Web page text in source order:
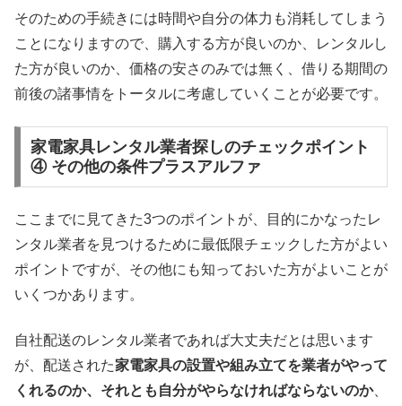
そのための手続きには時間や自分の体力も消耗してしまう
ことになりますので、購入する方が良いのか、レンタルし
た方が良いのか、価格の安さのみでは無く、借りる期間の
前後の諸事情をトータルに考慮していくことが必要です。
家電家具レンタル業者探しのチェックポイント
④ その他の条件プラスアルファ
ここまでに見てきた3つのポイントが、目的にかなったレ
ンタル業者を見つけるために最低限チェックした方がよい
ポイントですが、その他にも知っておいた方がよいことが
いくつかあります。
自社配送のレンタル業者であれば大丈夫だとは思います
が、配送された家電家具の設置や組み立てを業者がやって
くれるのか、それとも自分がやらなければならないのか、